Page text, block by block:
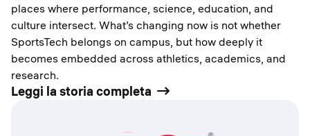
places where performance, science, education, and
culture intersect. What’s changing now is not whether
SportsTech belongs on campus, but how deeply it
becomes embedded across athletics, academics, and
research.
Leggi la storia completa